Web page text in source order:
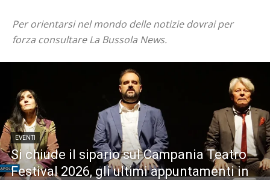
Per orientarsi nel mondo delle notizie dovrai per
forza consultare La Bussola News.
EVENTI
Si chiude il sipario sul Campania Teatro
Festival 2026, gli ultimi appuntamenti in